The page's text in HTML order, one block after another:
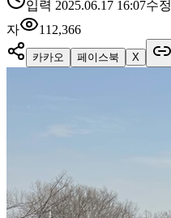
입력 2025.06.17 16:07수정
자
112,366
카카오 페이스북 X